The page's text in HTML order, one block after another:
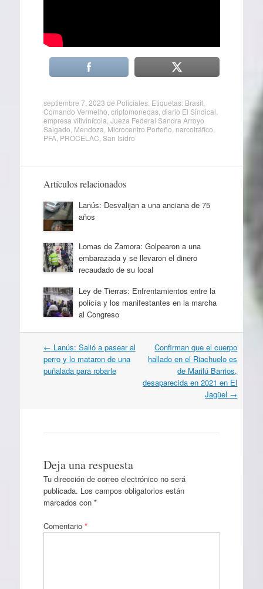
septiembre 7, 2023 de Policiales. Etiquetas: Brasil
Comando Vermelho criptomonedas, diario El Sindical
empresa vitivinícola Jueza Federal Sandra Arroyo
Salgado Mendoza Microcentro Porteño narcotráfico
PFA, PROCELAC San Isidro
Artículos relacionados
Lanús: Desvalijan a una anciana de 75
años
Lomas de Zamora: Golpearon a una
embarazada y se llevaron el dinero
recaudado de su local
Ley de Tierras: Enfrentamientos entre la
policía y los manifestantes en la marcha
al Congreso
Navegación
por
artículos
← Lanús: Salió a pasear al
perro y lo mataron de una
puñalada para robarle
Confirman que el cuerpo
hallado en el Riachuelo es
de Marilú Barrios,
desaparecida en 2021 en El
Jagüel →
Deja una respuesta
Tu dirección de correo electrónico no será
publicada. Los campos obligatorios están
marcados con *
Comentario *